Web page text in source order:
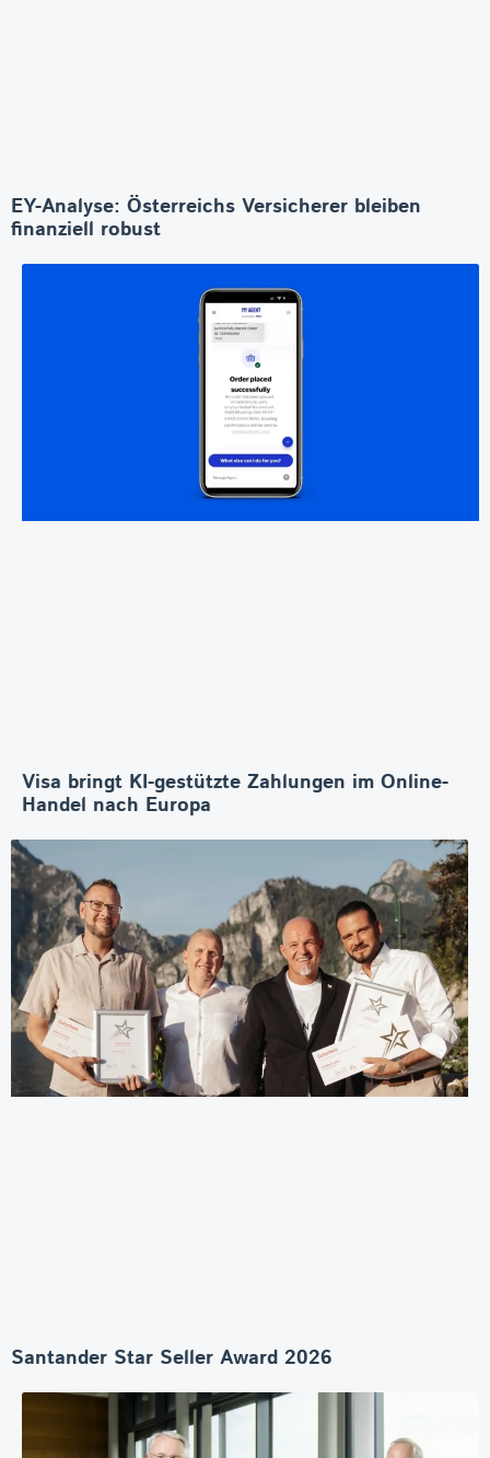
EY-Analyse: Österreichs Versicherer bleiben
finanziell robust
Visa bringt KI-gestützte Zahlungen im Online-
Handel nach Europa
Santander Star Seller Award 2026